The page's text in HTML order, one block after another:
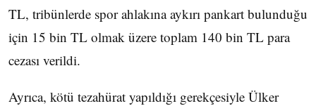
TL, tribünlerde spor ahlakına aykırı pankart bulunduğu
için 15 bin TL olmak üzere toplam 140 bin TL para
cezası verildi.
Ayrıca, kötü tezahürat yapıldığı gerekçesiyle Ülker